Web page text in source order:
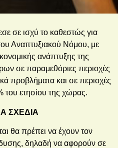
σε ισχύ το καθεστώς για
Αναπτυξιακού Νόμου, με
ανάπτυξης της
σε παραμεθόριες περιοχές
προβλήματα και σε περιοχές
ετησίου της χώρας.
ΣΧΕΔΙΑ
θα πρέπει να έχουν τον
δηλαδή να αφορούν σε